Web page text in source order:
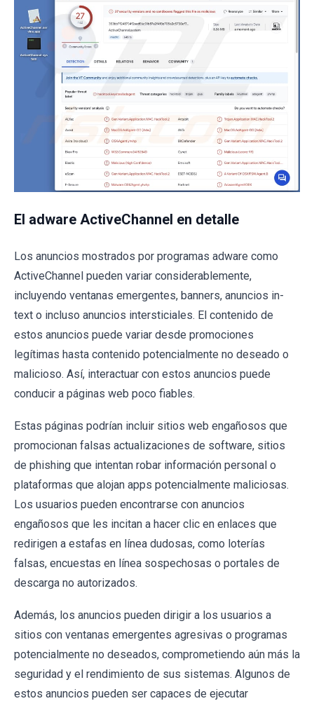
El adware ActiveChannel en detalle
Los anuncios mostrados por programas adware como
ActiveChannel pueden variar considerablemente,
incluyendo ventanas emergentes, banners, anuncios in-
text o incluso anuncios intersticiales. El contenido de
estos anuncios puede variar desde promociones
legítimas hasta contenido potencialmente no deseado o
malicioso. Así, interactuar con estos anuncios puede
conducir a páginas web poco fiables.
Estas páginas podrían incluir sitios web engañosos que
promocionan falsas actualizaciones de software, sitios
de phishing que intentan robar información personal o
plataformas que alojan apps potencialmente maliciosas.
Los usuarios pueden encontrarse con anuncios
engañosos que les incitan a hacer clic en enlaces que
redirigen a estafas en línea dudosas, como loterías
falsas, encuestas en línea sospechosas o portales de
descarga no autorizados.
Además, los anuncios pueden dirigir a los usuarios a
sitios con ventanas emergentes agresivas o programas
potencialmente no deseados, comprometiendo aún más la
seguridad y el rendimiento de sus sistemas. Algunos de
estos anuncios pueden ser capaces de ejecutar